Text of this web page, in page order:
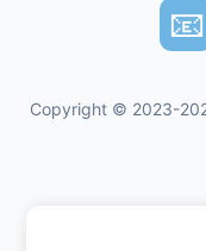
📧︎
Copyright © 2023-